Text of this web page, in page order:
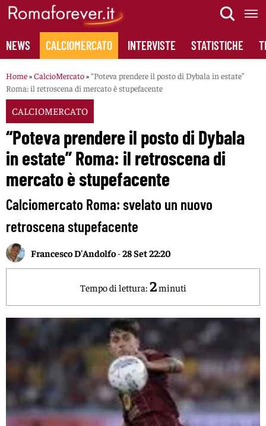
Skip
content
NEWS CALCIOMERCATO INTERVISTE STATISTICHE
Home»CalcioMercato»“Poteva prendere il posto di Dybala in estate”
Roma: il retroscena di mercato è stupefacente
CALCIOMERCATO
“Poteva prendere il posto di Dybala
in estate” Roma: il retroscena di
mercato è stupefacente
Calciomercato Roma: svelato un nuovo
retroscena stupefacente
Francesco D'Andolfo-28 Set 22:20
Tempo di lettura: 2minuti